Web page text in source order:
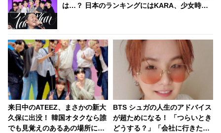
は…？ 日本のランキングにはKARA、少女時代
来日中のATEEZ、まさかの新大
久保に出没！ 韓国オタクなら誰
でも見覚えのあるあの場所にフ
BTS シュガの人生のアドバイス
が超ためになる！ 「つらいとき
どうする？」「会社に行きたく